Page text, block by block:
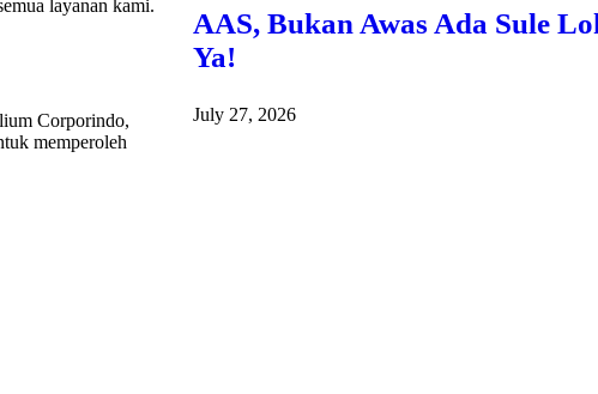
layanan kami.
Corporindo,
memperoleh
AAS, Bukan Awas Ada Sule
Ya!
July 27, 2026